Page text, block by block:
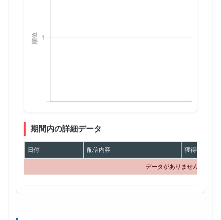
期間内の詳細データ
日付 配信内容 獲得額
データがありません